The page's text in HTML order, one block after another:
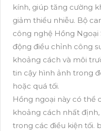
kính, giúp tăng cường
giảm thiểu nhiễu. Bộ
công nghệ Hồng
động điều chỉnh công
khoảng cách và môi
tin cậy hình ảnh trong
hoặc quá tối.
Hồng ngoại này có thể
khoảng cách nhất
trong các điều kiện tối.